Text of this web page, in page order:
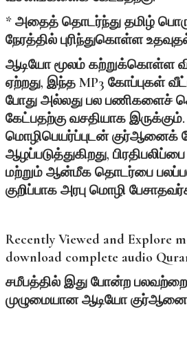
* அதைத் தொடர்ந்து தமிழ்
நேரத்தில் புரிந்துகொள்ள
ஆடியோ மூலம் கற்றுக்கொள்ள
ஏற்றது, இந்த MP3 கோப்புகள்
போது அல்லது பல பணிகளைச்
கேட்பதற்கு வசதியாக
மொழிபெயர்ப்புடன் குர்ஆனைக்
ஆழப்படுத்துகிறது,
மற்றும் ஆன்மீக தொடர்பை
குறிப்பாக அரபு மொழி
Recently Viewed and Explore
download complete audio
சமீபத்தில் இது போன்ற
முழுமையானஆடியோ